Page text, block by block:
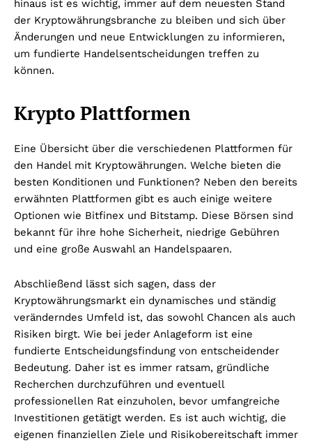
hinaus ist es wichtig, immer auf dem neuesten Stand
der Kryptowährungsbranche zu bleiben und sich über
Änderungen und neue Entwicklungen zu informieren,
um fundierte Handelsentscheidungen treffen zu
können.
Krypto Plattformen
Eine Übersicht über die verschiedenen Plattformen für
den Handel mit Kryptowährungen. Welche bieten die
besten Konditionen und Funktionen? Neben den bereits
erwähnten Plattformen gibt es auch einige weitere
Optionen wie Bitfinex und Bitstamp. Diese Börsen sind
bekannt für ihre hohe Sicherheit, niedrige Gebühren
und eine große Auswahl an Handelspaaren.
Abschließend lässt sich sagen, dass der
Kryptowährungsmarkt ein dynamisches und ständig
veränderndes Umfeld ist, das sowohl Chancen als auch
Risiken birgt. Wie bei jeder Anlageform ist eine
fundierte Entscheidungsfindung von entscheidender
Bedeutung. Daher ist es immer ratsam, gründliche
Recherchen durchzuführen und eventuell
professionellen Rat einzuholen, bevor umfangreiche
Investitionen getätigt werden. Es ist auch wichtig, die
eigenen finanziellen Ziele und Risikobereitschaft immer